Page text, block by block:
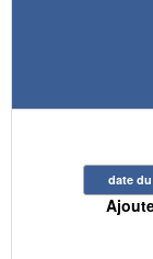
date